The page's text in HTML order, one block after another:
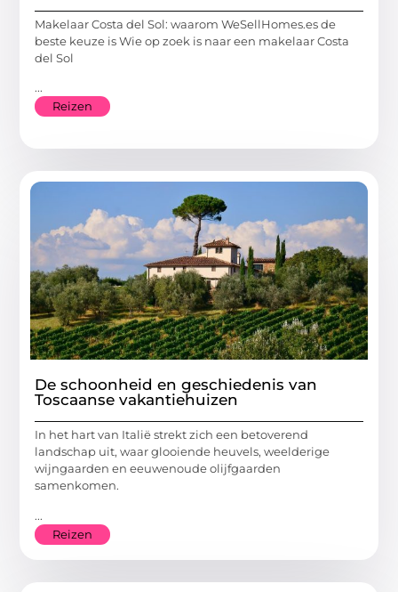
Makelaar Costa del Sol: waarom WeSellHomes.es de
beste keuze is Wie op zoek is naar een makelaar Costa
del Sol
...
Reizen
De schoonheid en geschiedenis van
Toscaanse vakantiehuizen
In het hart van Italië strekt zich een betoverend
landschap uit, waar glooiende heuvels, weelderige
wijngaarden en eeuwenoude olijfgaarden
samenkomen.
...
Reizen